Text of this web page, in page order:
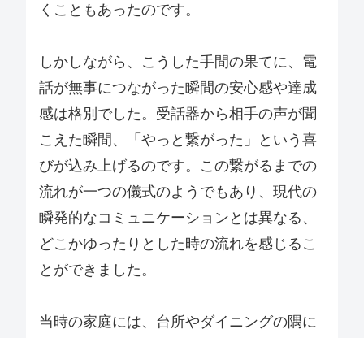
くこともあったのです。
しかしながら、こうした手間の果てに、電
話が無事につながった瞬間の安心感や達成
感は格別でした。受話器から相手の声が聞
こえた瞬間、「やっと繋がった」という喜
びが込み上げるのです。この繋がるまでの
流れが一つの儀式のようでもあり、現代の
瞬発的なコミュニケーションとは異なる、
どこかゆったりとした時の流れを感じるこ
とができました。
当時の家庭には、台所やダイニングの隅に